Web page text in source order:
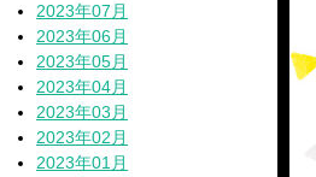
2023年07月
2023年06月
2023年05月
2023年04月
2023年03月
2023年02月
2023年01月